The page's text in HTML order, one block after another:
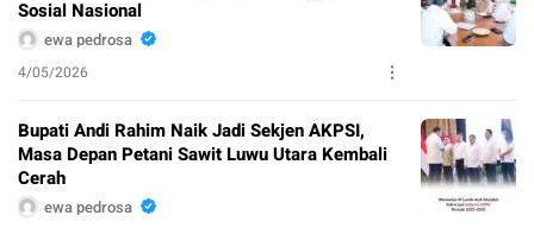
Sosial Nasional
ewa pedrosa
4/05/2026
Bupati Andi Rahim Naik Jadi Sekjen AKPSI,
Masa Depan Petani Sawit Luwu Utara Kembali
Cerah
ewa pedrosa